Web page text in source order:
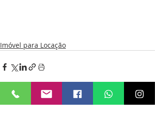
Imóvel para Locação